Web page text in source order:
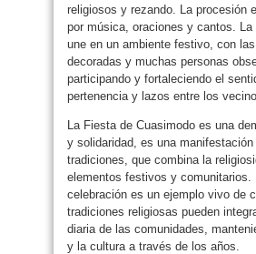
religiosos y rezando. La procesión
por música, oraciones y cantos. La
une en un ambiente festivo, con
decoradas y muchas personas
participando y fortaleciendo el
pertenencia y lazos entre los
La Fiesta de Cuasimodo es una
y solidaridad, es una
tradiciones, que combina la
elementos festivos y comunitarios.
celebración es un ejemplo vivo de
tradiciones religiosas pueden
diaria de las comunidades,
y la cultura a través de los años.